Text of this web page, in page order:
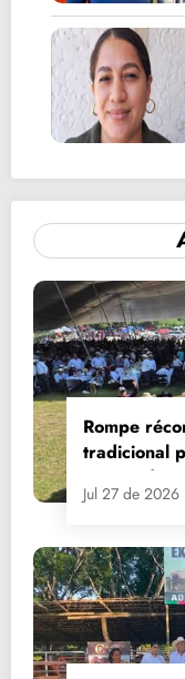
Rompe
tradicional
Fiestas de
Jul 27 de 2026